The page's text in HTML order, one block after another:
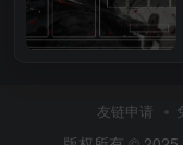
友链申请